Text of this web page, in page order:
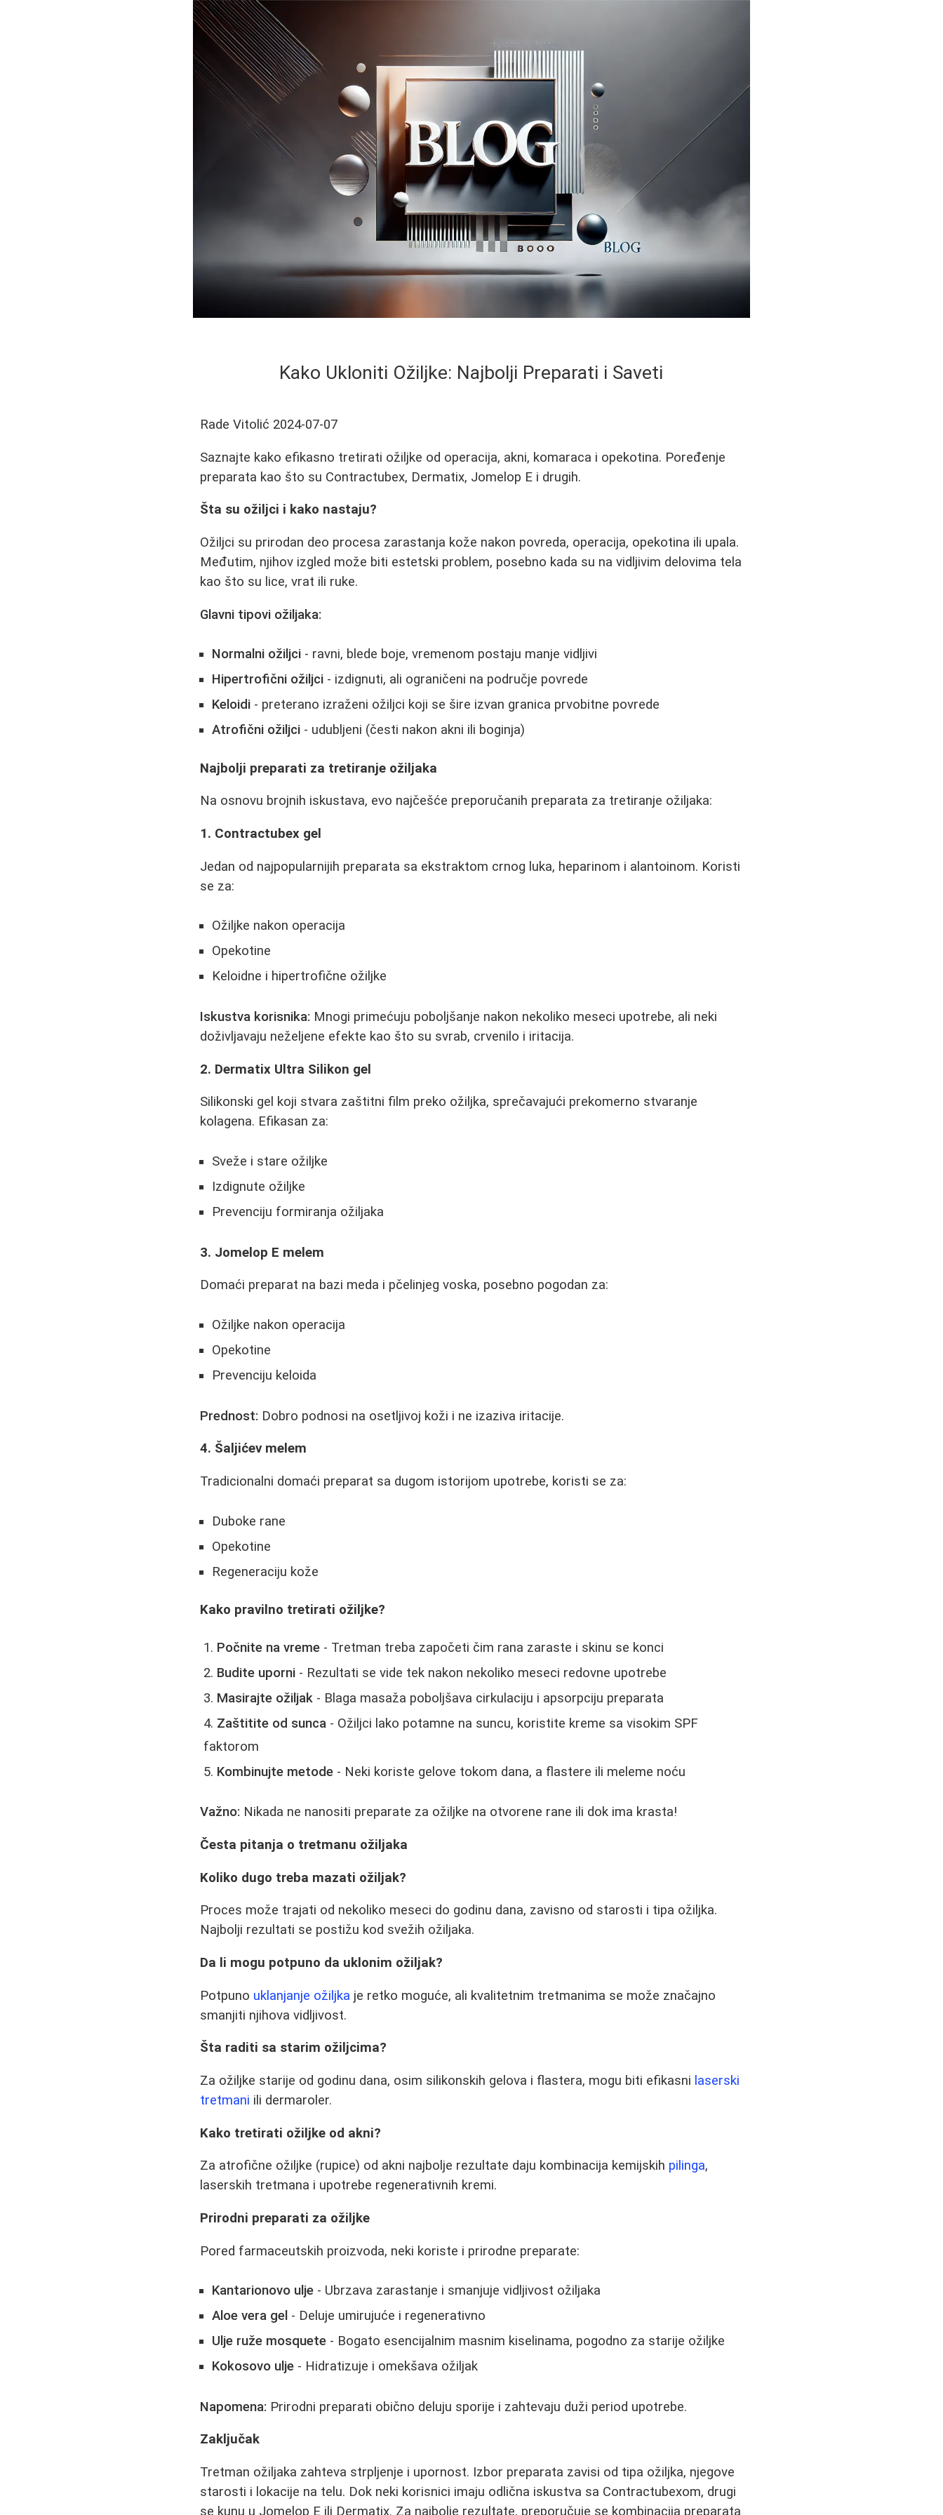
Kako Ukloniti Ožiljke: Najbolji Preparati i Saveti
Rade Vitolić 2024-07-07
Saznajte kako efikasno tretirati ožiljke od operacija, akni, komaraca i opekotina. Poređenje
preparata kao što su Contractubex, Dermatix, Jomelop E i drugih.
Šta su ožiljci i kako nastaju?
Ožiljci su prirodan deo procesa zarastanja kože nakon povreda, operacija, opekotina ili upala.
Međutim, njihov izgled može biti estetski problem, posebno kada su na vidljivim delovima tela
kao što su lice, vrat ili ruke.
Glavni tipovi ožiljaka:
Normalni ožiljci - ravni, blede boje, vremenom postaju manje vidljivi
Hipertrofični ožiljci - izdignuti, ali ograničeni na područje povrede
Keloidi - preterano izraženi ožiljci koji se šire izvan granica prvobitne povrede
Atrofični ožiljci - udubljeni (česti nakon akni ili boginja)
Najbolji preparati za tretiranje ožiljaka
Na osnovu brojnih iskustava, evo najčešće preporučanih preparata za tretiranje ožiljaka:
1. Contractubex gel
Jedan od najpopularnijih preparata sa ekstraktom crnog luka, heparinom i alantoinom. Koristi
se za:
Ožiljke nakon operacija
Opekotine
Keloidne i hipertrofične ožiljke
Iskustva korisnika: Mnogi primećuju poboljšanje nakon nekoliko meseci upotrebe, ali neki
doživljavaju neželjene efekte kao što su svrab, crvenilo i iritacija.
2. Dermatix Ultra Silikon gel
Silikonski gel koji stvara zaštitni film preko ožiljka, sprečavajući prekomerno stvaranje
kolagena. Efikasan za:
Sveže i stare ožiljke
Izdignute ožiljke
Prevenciju formiranja ožiljaka
3. Jomelop E melem
Domaći preparat na bazi meda i pčelinjeg voska, posebno pogodan za:
Ožiljke nakon operacija
Opekotine
Prevenciju keloida
Prednost: Dobro podnosi na osetljivoj koži i ne izaziva iritacije.
4. Šaljićev melem
Tradicionalni domaći preparat sa dugom istorijom upotrebe, koristi se za:
Duboke rane
Opekotine
Regeneraciju kože
Kako pravilno tretirati ožiljke?
Počnite na vreme - Tretman treba započeti čim rana zaraste i skinu se konci
Budite uporni - Rezultati se vide tek nakon nekoliko meseci redovne upotrebe
Masirajte ožiljak - Blaga masaža poboljšava cirkulaciju i apsorpciju preparata
Zaštitite od sunca - Ožiljci lako potamne na suncu, koristite kreme sa visokim SPF
faktorom
Kombinujte metode - Neki koriste gelove tokom dana, a flastere ili meleme noću
Važno: Nikada ne nanositi preparate za ožiljke na otvorene rane ili dok ima krasta!
Česta pitanja o tretmanu ožiljaka
Koliko dugo treba mazati ožiljak?
Proces može trajati od nekoliko meseci do godinu dana, zavisno od starosti i tipa ožiljka.
Najbolji rezultati se postižu kod svežih ožiljaka.
Da li mogu potpuno da uklonim ožiljak?
Potpuno uklanjanje ožiljka je retko moguće, ali kvalitetnim tretmanima se može značajno
smanjiti njihova vidljivost.
Šta raditi sa starim ožiljcima?
Za ožiljke starije od godinu dana, osim silikonskih gelova i flastera, mogu biti efikasni laserski
tretmani ili dermaroler.
Kako tretirati ožiljke od akni?
Za atrofične ožiljke (rupice) od akni najbolje rezultate daju kombinacija kemijskih pilinga,
laserskih tretmana i upotrebe regenerativnih kremi.
Prirodni preparati za ožiljke
Pored farmaceutskih proizvoda, neki koriste i prirodne preparate:
Kantarionovo ulje - Ubrzava zarastanje i smanjuje vidljivost ožiljaka
Aloe vera gel - Deluje umirujuće i regenerativno
Ulje ruže mosquete - Bogato esencijalnim masnim kiselinama, pogodno za starije ožiljke
Kokosovo ulje - Hidratizuje i omekšava ožiljak
Napomena: Prirodni preparati obično deluju sporije i zahtevaju duži period upotrebe.
Zaključak
Tretman ožiljaka zahteva strpljenje i upornost. Izbor preparata zavisi od tipa ožiljka, njegove
starosti i lokacije na telu. Dok neki korisnici imaju odlična iskustva sa Contractubexom, drugi
se kunu u Jomelop E ili Dermatix. Za najbolje rezultate, preporučuje se kombinacija preparata